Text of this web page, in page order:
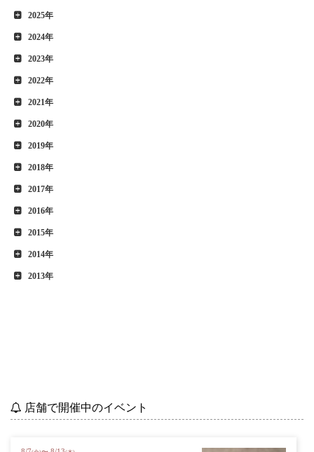
2025年
2024年
2023年
2022年
2021年
2020年
2019年
2018年
2017年
2016年
2015年
2014年
2013年
店舗で開催中のイベント